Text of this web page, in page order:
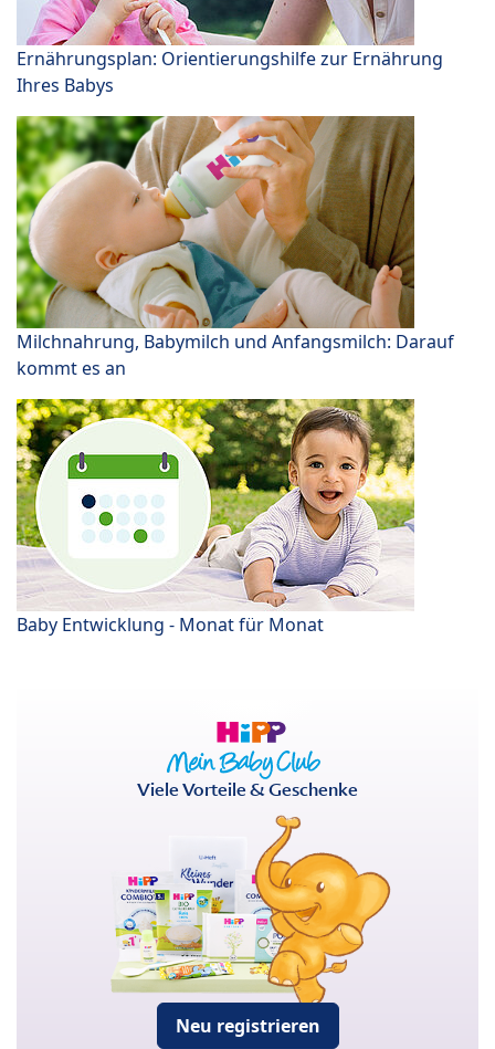
Ernährungsplan: Orientierungshilfe zur Ernährung
Ihres Babys
Milchnahrung, Babymilch und Anfangsmilch: Darauf
kommt es an
Baby Entwicklung - Monat für Monat
Viele Vorteile & Geschenke
Neu registrieren